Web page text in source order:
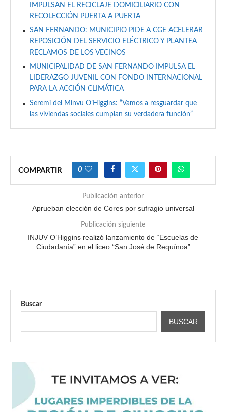
IMPULSAN EL RECICLAJE DOMICILIARIO CON
RECOLECCIÓN PUERTA A PUERTA
SAN FERNANDO: MUNICIPIO PIDE A CGE ACELERAR
REPOSICIÓN DEL SERVICIO ELÉCTRICO Y PLANTEA
RECLAMOS DE LOS VECINOS
MUNICIPALIDAD DE SAN FERNANDO IMPULSA EL
LIDERAZGO JUVENIL CON FONDO INTERNACIONAL
PARA LA ACCIÓN CLIMÁTICA
Seremi del Minvu O’Higgins: “Vamos a resguardar que
las viviendas sociales cumplan su verdadera función”
COMPARTIR 0
Publicación anterior
Aprueban elección de Cores por sufragio universal
Publicación siguiente
INJUV O’Higgins realizó lanzamiento de “Escuelas de
Ciudadanía” en el liceo “San José de Requínoa”
Buscar
BUSCAR